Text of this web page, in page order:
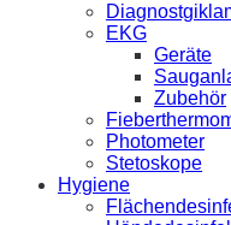
EKG
Geräte
Zubehör
Photometer
Stetoskope
Hygiene